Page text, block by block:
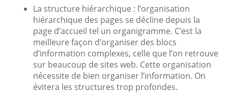
La structure hiérarchique : l’organisation
hiérarchique des pages se décline depuis la
page d’accueil tel un organigramme. C’est la
meilleure façon d’organiser des blocs
d’information complexes, celle que l’on retrouve
sur beaucoup de sites web. Cette organisation
nécessite de bien organiser l’information. On
évitera les structures trop profondes.